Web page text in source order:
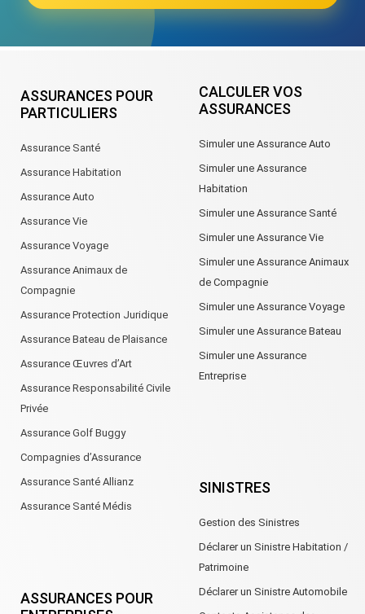
ASSURANCES POUR
PARTICULIERS
Assurance Santé
Assurance Habitation
Assurance Auto
Assurance Vie
Assurance Voyage
Assurance Animaux de
Compagnie
Assurance Protection Juridique
Assurance Bateau de Plaisance
Assurance Œuvres d’Art
Assurance Responsabilité Civile
Privée
Assurance Golf Buggy
Compagnies d’Assurance
Assurance Santé Allianz
Assurance Santé Médis
ASSURANCES POUR
CALCULER VOS
ASSURANCES
Simuler une Assurance Auto
Simuler une Assurance
Habitation
Simuler une Assurance Santé
Simuler une Assurance Vie
Simuler une Assurance Animaux
de Compagnie
Simuler une Assurance Voyage
Simuler une Assurance Bateau
Simuler une Assurance
Entreprise
SINISTRES
Gestion des Sinistres
Déclarer un Sinistre Habitation /
Patrimoine
Déclarer un Sinistre Automobile